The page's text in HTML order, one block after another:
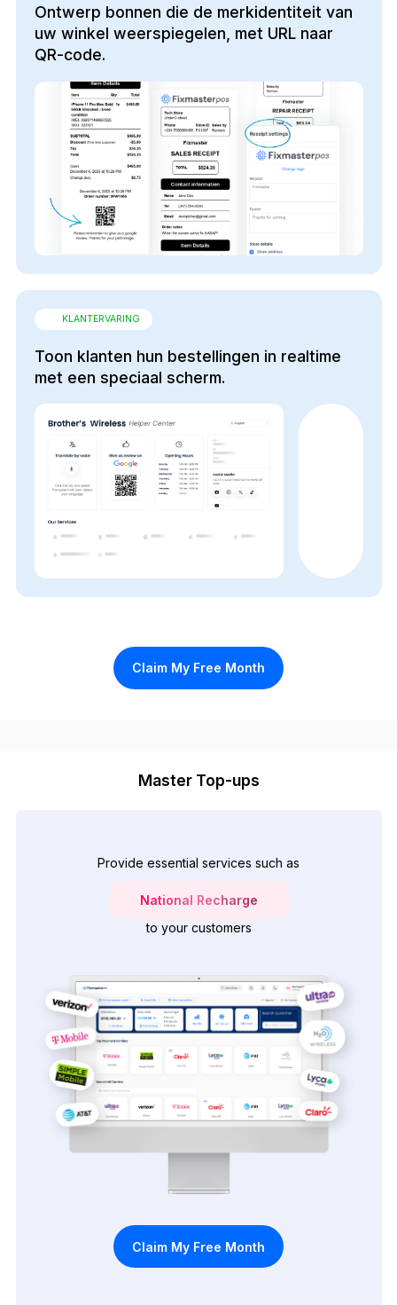
Ontwerp bonnen die de merkidentiteit van
uw winkel weerspiegelen, met URL naar
QR-code.
KLANTERVARING
Toon klanten hun bestellingen in realtime
met een speciaal scherm.
Claim My Free Month
Master Top-ups
Provide essential services such as
National Recharge
to your customers
Claim My Free Month